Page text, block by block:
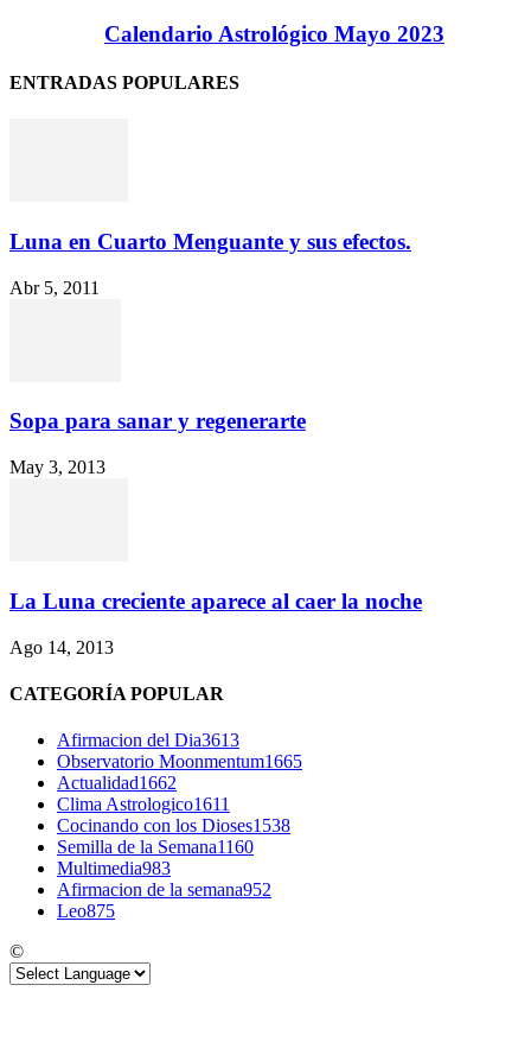
Calendario Astrológico Mayo 2023
ENTRADAS POPULARES
Luna en Cuarto Menguante y sus efectos.
Abr 5, 2011
Sopa para sanar y regenerarte
May 3, 2013
La Luna creciente aparece al caer la noche
Ago 14, 2013
CATEGORÍA POPULAR
Afirmacion del Dia3613
Observatorio Moonmentum1665
Actualidad1662
Clima Astrologico1611
Cocinando con los Dioses1538
Semilla de la Semana1160
Multimedia983
Afirmacion de la semana952
Leo875
©